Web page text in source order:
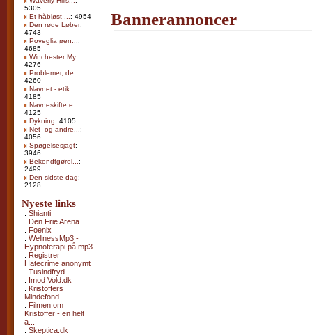
5305
Et håbløst ... : 4954
Den røde Løber:
4743
Poveglia øen... :
4685
Winchester My... :
4276
Problemer, de... :
4260
Navnet - etik... :
4185
Navneskifte e... :
4125
Dykning: 4105
Net- og andre... :
4056
Spøgelsesjagt:
3946
Bekendtgørel... :
2499
Den sidste dag:
2128
Nyeste links
Shianti
Den Frie Arena
Foenix
WellnessMp3 -
Hypnoterapi på mp3
Registrer
Hatecrime anonymt
Tusindfryd
Imod Vold.dk
Kristoffers
Mindefond
Filmen om
Kristoffer - en helt
a...
Skeptica.dk
Bannerannoncer